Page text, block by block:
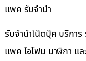
แพค รับจำนำ
รับจำนำโน๊ตบุ๊ค บริการ
แพค ไอโฟน นาฬิกา แ